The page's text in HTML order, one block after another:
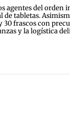
agentes del
tabletas.
30 frascos con
y la logística